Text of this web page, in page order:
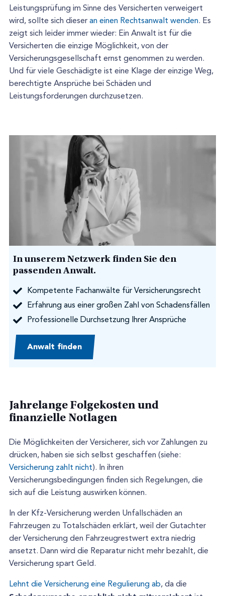
Leistungsprüfung im Sinne des Versicherten verweigert
wird, sollte sich dieser an einen Rechtsanwalt wenden. Es
zeigt sich leider immer wieder: Ein Anwalt ist für die
Versicherten die einzige Möglichkeit, von der
Versicherungsgesellschaft ernst genommen zu werden.
Und für viele Geschädigte ist eine Klage der einzige Weg,
berechtigte Ansprüche bei Schäden und
Leistungsforderungen durchzusetzen.
In unserem Netzwerk finden Sie den
passenden Anwalt.
Kompetente Fachanwälte für Versicherungsrecht
Erfahrung aus einer großen Zahl von Schadensfällen
Professionelle Durchsetzung Ihrer Ansprüche
Anwalt finden
Jahrelange Folgekosten und
finanzielle Notlagen
Die Möglichkeiten der Versicherer, sich vor Zahlungen zu
drücken, haben sie sich selbst geschaffen (siehe:
Versicherung zahlt nicht). In ihren
Versicherungsbedingungen finden sich Regelungen, die
sich auf die Leistung auswirken können.
In der Kfz-Versicherung werden Unfallschäden an
Fahrzeugen zu Totalschäden erklärt, weil der Gutachter
der Versicherung den Fahrzeugrestwert extra niedrig
ansetzt. Dann wird die Reparatur nicht mehr bezahlt, die
Versicherung spart Geld.
Lehnt die Versicherung eine Regulierung ab, da die